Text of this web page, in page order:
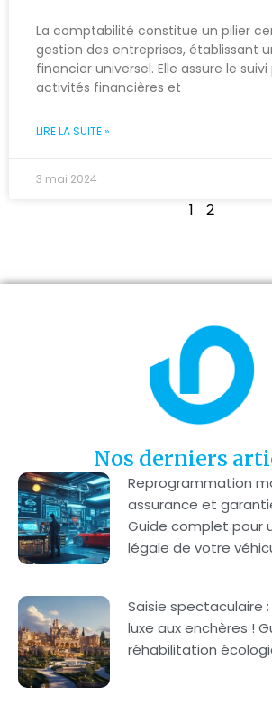
La comptabilité constitue un pilier
gestion des entreprises, établissant
financier universel. Elle assure le
activités financières et
LIRE LA SUITE »
3 mai 2024
1 2
Nos derniers
Reprogrammation
assurance et
Guide complet pour
légale de votre
Saisie spectaculaire
luxe aux enchères !
réhabilitation